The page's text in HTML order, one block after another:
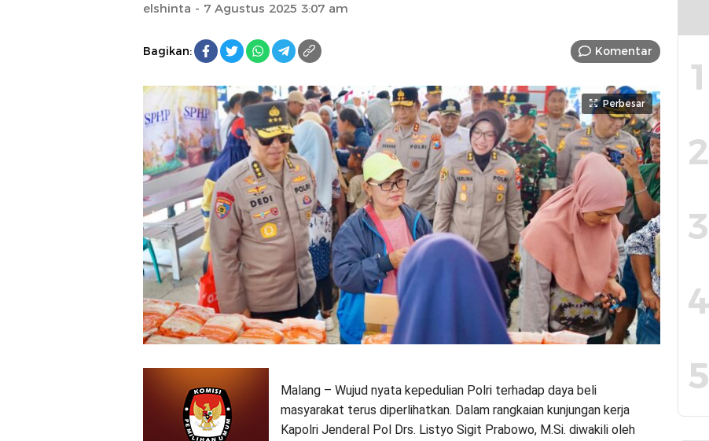
elshinta - 7 Agustus 2025 3:07 am
Bagikan: Komentar
Perbesar
Malang – Wujud nyata kepedulian Polri terhadap daya beli
masyarakat terus diperlihatkan. Dalam rangkaian kunjungan kerja
Kapolri Jenderal Pol Drs. Listyo Sigit Prabowo, M.Si. diwakili oleh
1
2
3
4
5